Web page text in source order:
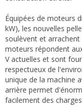
Équipées de moteurs
kW), les nouvelles
soulèvent et
moteurs répondent
V actuelles et sont
respectueux de
unique de la machine
arrière permet
facilement des